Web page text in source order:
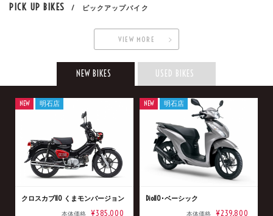
PICK UP BIKES / ピックアップバイク
VIEW MORE
NEW BIKES USED BIKES
クロスカブ110 くまモンバージョン
本体価格 ¥385,000
NEW 明石店
Dio110･ベーシック
本体価格 ¥239,800
NEW 明石店